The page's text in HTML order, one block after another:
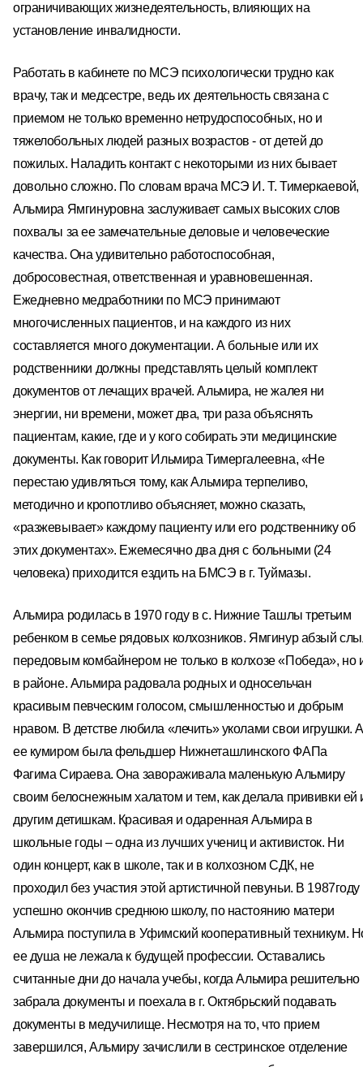
ограничивающих жизнедеятельность, влияющих на
установление инвалидности.
Работать в кабинете по МСЭ психологически трудно как
врачу, так и медсестре, ведь их деятельность связана с
приемом не только временно нетрудоспособных, но и
тяжелобольных людей разных возрастов - от детей до
пожилых. Наладить контакт с некоторыми из них бывает
довольно сложно. По словам врача МСЭ И. Т. Тимеркаевой,
Альмира Ямгинуровна заслуживает самых высоких слов
похвалы за ее замечательные деловые и человеческие
качества. Она удивительно работоспособная,
добросовестная, ответственная и уравновешенная.
Ежедневно медработники по МСЭ принимают
многочисленных пациентов, и на каждого из них
составляется много документации. А больные или их
родственники должны представлять целый комплект
документов от лечащих врачей. Альмира, не жалея ни
энергии, ни времени, может два, три раза объяснять
пациентам, какие, где и у кого собирать эти медицинские
документы. Как говорит Ильмира Тимергалеевна, «Не
перестаю удивляться тому, как Альмира терпеливо,
методично и кропотливо объясняет, можно сказать,
«разжевывает» каждому пациенту или его родственнику об
этих документах». Ежемесячно два дня с больными (24
человека) приходится ездить на БМСЭ в г. Туймазы.
Альмира родилась в 1970 году в с. Нижние Ташлы третьим
ребенком в семье рядовых колхозников. Ямгинур абзый
передовым комбайнером не только в колхозе «Победа», но
в районе. Альмира радовала родных и односельчан
красивым певческим голосом, смышленностью и добрым
нравом. В детстве любила «лечить» уколами свои игрушки.
ее кумиром была фельдшер Нижнеташлинского ФАПа
Фагима Сираева. Она завораживала маленькую Альмиру
своим белоснежным халатом и тем, как делала прививки ей
другим детишкам. Красивая и одаренная Альмира в
школьные годы – одна из лучших учениц и активисток. Ни
один концерт, как в школе, так и в колхозном СДК, не
проходил без участия этой артистичной певуньи. В 1987году
успешно окончив среднюю школу, по настоянию матери
Альмира поступила в Уфимский кооперативный техникум.
ее душа не лежала к будущей профессии. Оставались
считанные дни до начала учебы, когда Альмира решительно
забрала документы и поехала в г. Октябрьский подавать
документы в медучилище. Несмотря на то, что прием
завершился, Альмиру зачислили в сестринское отделение